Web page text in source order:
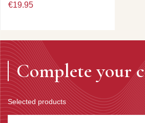
€19.95
Complete your
Selected products